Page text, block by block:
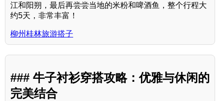
江和阳朔，最后再尝尝当地的米粉和啤酒鱼，整个行程大
约5天，非常丰富！
柳州桂林旅游搭子
### 牛子衬衫穿搭攻略：优雅与休闲的
完美结合